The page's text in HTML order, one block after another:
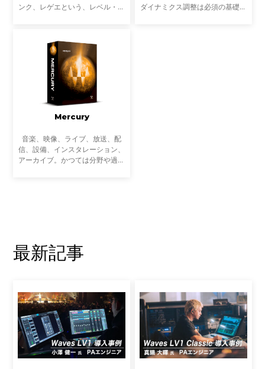
ンク、レゲエという、レベル・ミ
ロデューサーとして活躍するデイ
ヴ・クラークは、グラス
ダイナミクス調整は必須の基礎で
Mercury
音楽、映像、ライブ、放送、配
信、設備、インスタレーション、
アーカイブ。かつては分野や過程
最新記事